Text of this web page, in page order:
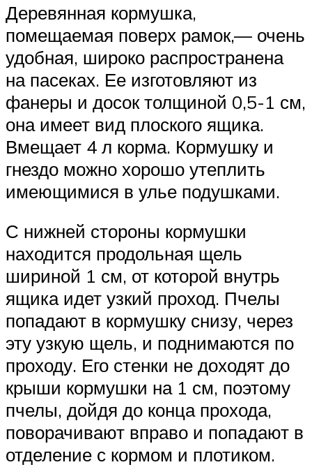
Деревянная кормушка,
помещаемая поверх рамок,— очень
удобная, широко распространена
на пасеках. Ее изготовляют из
фанеры и досок толщиной 0,5-1 см,
она имеет вид плоского ящика.
Вмещает 4 л корма. Кормушку и
гнездо можно хорошо утеплить
имеющимися в улье подушками.
С нижней стороны кормушки
находится продольная щель
шириной 1 см, от которой внутрь
ящика идет узкий проход. Пчелы
попадают в кормушку снизу, через
эту узкую щель, и поднимаются по
проходу. Его стенки не доходят до
крыши кормушки на 1 см, поэтому
пчелы, дойдя до конца прохода,
поворачивают вправо и попадают в
отделение с кормом и плотиком.